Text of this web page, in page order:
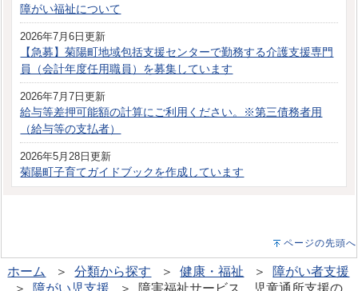
障がい福祉について
2026年7月6日更新
【急募】菊陽町地域包括支援センターで勤務する介護支援専門
員（会計年度任用職員）を募集しています
2026年7月7日更新
給与等差押可能額の計算にご利用ください。※第三債務者用
（給与等の支払者）
2026年5月28日更新
菊陽町子育てガイドブックを作成しています
ページの先頭へ
ホーム ＞分類から探す ＞健康・福祉 ＞ 障がい者支援
＞ 障がい児支援 ＞ 障害福祉サービス、児童通所支援の